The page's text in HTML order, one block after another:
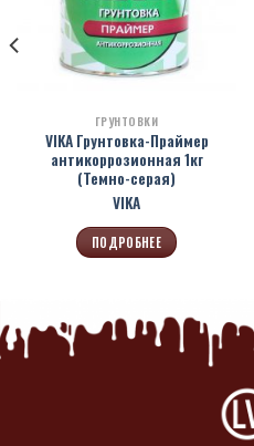
ГРУНТОВКИ
VIKA Грунтовка-Праймер
антикоррозионная 1кг
(Темно-серая)
VIKA
ПОДРОБНЕЕ